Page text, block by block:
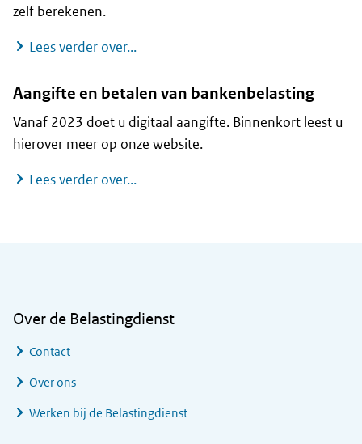
zelf berekenen.
Lees verder over...Bankenbelasting berekenen
Aangifte en betalen van bankenbelasting
Vanaf 2023 doet u digitaal aangifte. Binnenkort leest u
hierover meer op onze website.
Lees verder over...Aangifte en betalen van
Over de Belastingdienst
Contact
Over ons
Werken bij de Belastingdienst